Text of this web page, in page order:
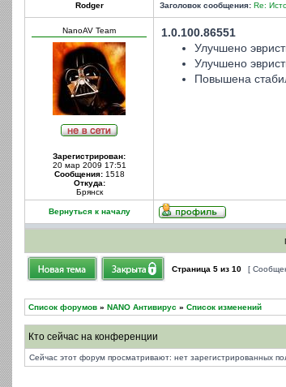
Rodger Заголовок сообщения: Re:
NanoAV Team
Зарегистрирован:
20 мар 2009 17:51
Сообщения:1518
Откуда:
Брянск
1.0.100.86551
Улучшено
Улучшено
Повышена
Вернуться к началу
Страница 5 из 10 [
Список форумов » NANO Антивирус » Список изменений
Кто сейчас на конференции
Сейчас этот форум просматривают: нет зарегистрированных